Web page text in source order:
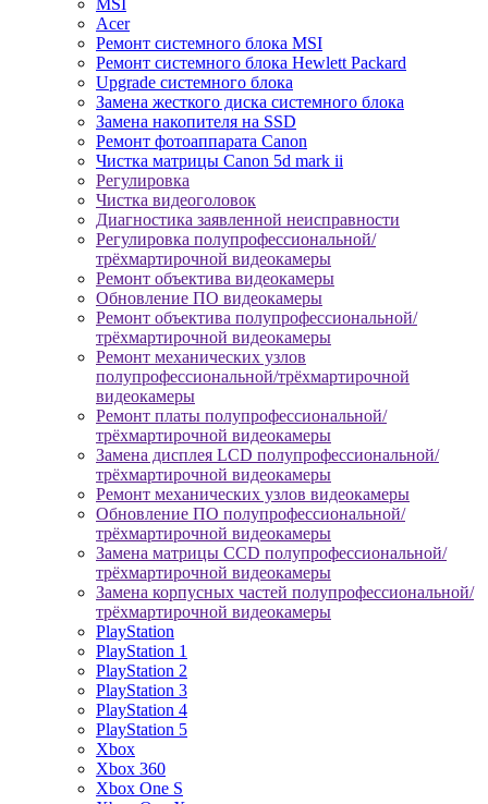
MSI
Acer
Ремонт системного блока MSI
Ремонт системного блока Hewlett Packard
Upgrade системного блока
Замена жесткого диска системного блока
Замена накопителя на SSD
Ремонт фотоаппарата Canon
Чистка матрицы Canon 5d mark ii
Регулировка
Чистка видеоголовок
Диагностика заявленной неисправности
Регулировка полупрофессиональной/
трёхмартирочной видеокамеры
Ремонт объектива видеокамеры
Обновление ПО видеокамеры
Ремонт объектива полупрофессиональной/
трёхмартирочной видеокамеры
Ремонт механических узлов
полупрофессиональной/трёхмартирочной
видеокамеры
Ремонт платы полупрофессиональной/
трёхмартирочной видеокамеры
Замена дисплея LCD полупрофессиональной/
трёхмартирочной видеокамеры
Ремонт механических узлов видеокамеры
Обновление ПО полупрофессиональной/
трёхмартирочной видеокамеры
Замена матрицы CCD полупрофессиональной/
трёхмартирочной видеокамеры
Замена корпусных частей полупрофессиональной/
трёхмартирочной видеокамеры
PlayStation
PlayStation 1
PlayStation 2
PlayStation 3
PlayStation 4
PlayStation 5
Xbox
Xbox 360
Xbox One S